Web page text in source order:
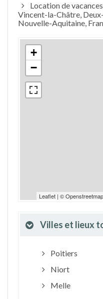
Location de
Vincent-la-Châtre,
Nouvelle-Aquitaine,
+
−
Leaflet | ©
Villes et lieux
Poitiers
Niort
Melle